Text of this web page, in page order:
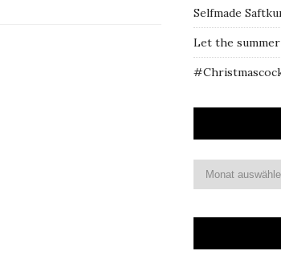
Selfmade
Let the